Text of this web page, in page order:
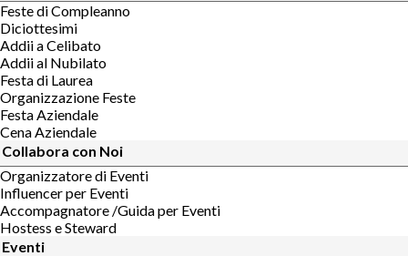
Feste di Compleanno
Diciottesimi
Addii a Celibato
Addii al Nubilato
Festa di Laurea
Organizzazione Feste
Festa Aziendale
Cena Aziendale
Collabora con Noi
Organizzatore di Eventi
Influencer per Eventi
Accompagnatore /Guida per Eventi
Hostess e Steward
Eventi